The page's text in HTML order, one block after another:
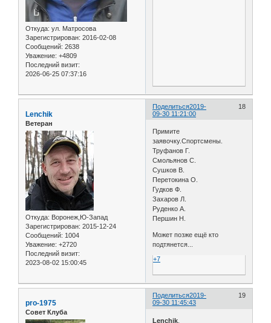
Откуда: ул. Матросова
Зарегистрирован: 2016-02-08
Сообщений: 2638
Уважение: +4809
Последний визит:
2026-06-25 07:37:16
Поделиться 18
2019-
09-30 11:21:00
Lenchik
Ветеран
Откуда: Воронеж,Ю-Запад
Зарегистрирован: 2015-12-24
Сообщений: 1004
Уважение: +2720
Последний визит:
2023-08-02 15:00:45
Примите
заявочку.Спортсмены.
Труфанов Г.
Смольянов С.
Сушков В.
Перетокина О.
Гудков Ф.
Захаров Л.
Руденко А.
Першин Н.
Может позже ещё кто
подтянется...
+7
Поделиться 19
2019-
09-30 11:45:43
pro-1975
Совет Клуба
Lenchik